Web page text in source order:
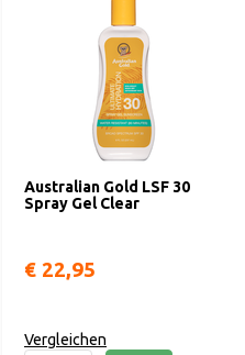
Australian Gold LSF 30
Spray Gel Clear
€ 22,95
Vergleichen